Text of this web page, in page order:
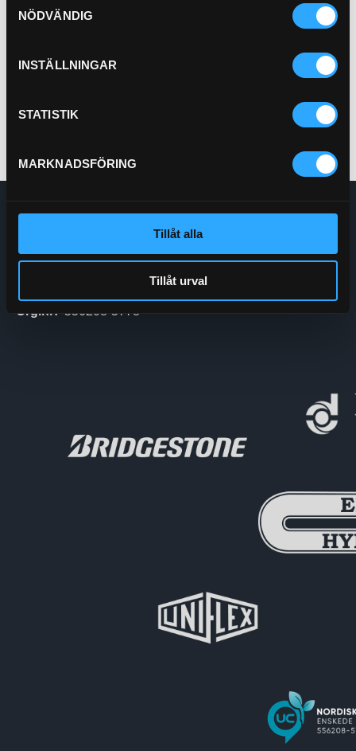
NÖDVÄNDIG
INSTÄLLNINGAR
STATISTIK
MARKNADSFÖRING
Tillåt alla
Tillåt urval
P-HYLSA R2/R9 3/4
P21-12
Enskede Hydraul AB
Order@enskedehydraul.se
Telefon: 0292-10630
Org.nr: 556208-5778